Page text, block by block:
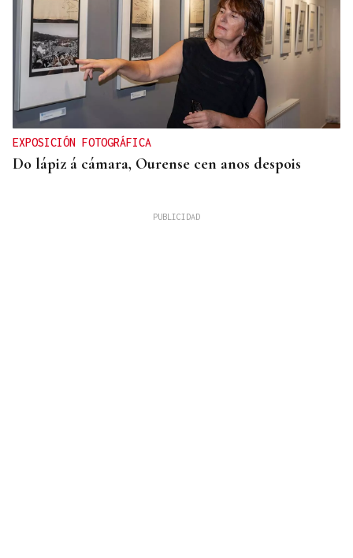
EXPOSICIÓN FOTOGRÁFICA
Do lápiz á cámara, Ourense cen anos despois